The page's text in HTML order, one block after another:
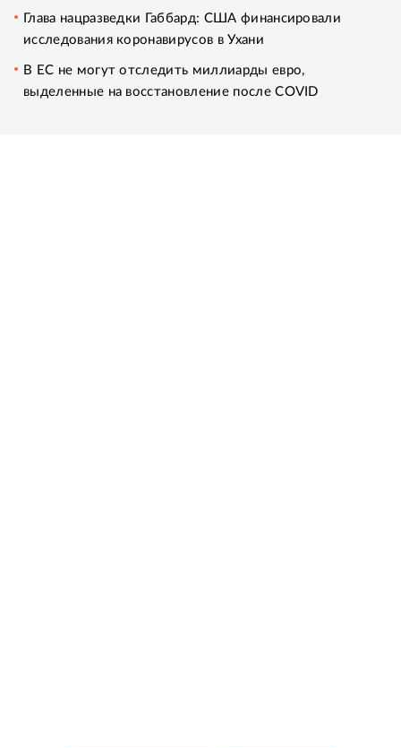
Глава нацразведки Габбард: США финансировали
исследования коронавирусов в Ухани
В ЕС не могут отследить миллиарды евро,
выделенные на восстановление после COVID